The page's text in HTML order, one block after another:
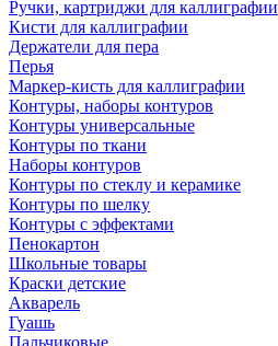
Ручки, картриджи для каллиграфии
Кисти для каллиграфии
Держатели для пера
Перья
Маркер-кисть для каллиграфии
Контуры, наборы контуров
Контуры универсальные
Контуры по ткани
Наборы контуров
Контуры по стеклу и керамике
Контуры по шелку
Контуры с эффектами
Пенокартон
Школьные товары
Краски детские
Акварель
Гуашь
Пальчиковые